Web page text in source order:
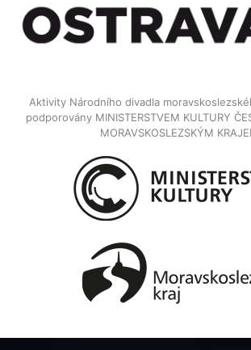
Aktivity Národního divadla
podporovány MINISTERSTVEM KULTURY
MORAVSKOSLEZSKÝM